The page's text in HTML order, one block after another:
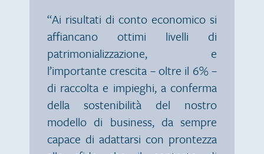
“Ai risultati di conto economico si
affiancano ottimi livelli di
patrimonializzazione, e
l’importante crescita – oltre il 6% –
di raccolta e impieghi, a conferma
della sostenibilità del nostro
modello di business, da sempre
capace di adattarsi con prontezza